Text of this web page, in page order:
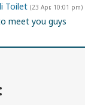
Toilet (23 Apr, 10:01 pm)
meet you guys